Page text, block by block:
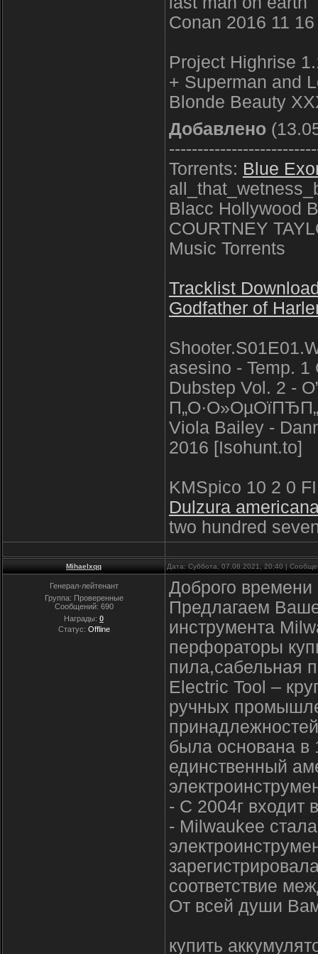
Conan 2016 11
Project Highrise
+ Superman and
Blonde Beauty
Добавлено
Torrents: Blue
Blacc Hollywood
COURTNEY
Music Torrents
Tracklist
Godfather of
asesino - Temp.
Dubstep Vol. 2 -
Viola Bailey -
2016 [Isohunt.to]
KMSpico 10 2 0
Dulzura
two hundred
Mihaelxqq Дата: Суббота, 07.08.2021, 20:40 |
Генерал-лейтенант
Группа: Проверенные
Сообщений: 690
Награды: 0
Статус: Offline
Доброго времени
Предлагаем
инструмента
перфораторы
пила,сабельная
Electric Tool –
ручных
была основана в
единственный
- С 2004г входит
- Milwaukee
соответствие
От всей души
купить